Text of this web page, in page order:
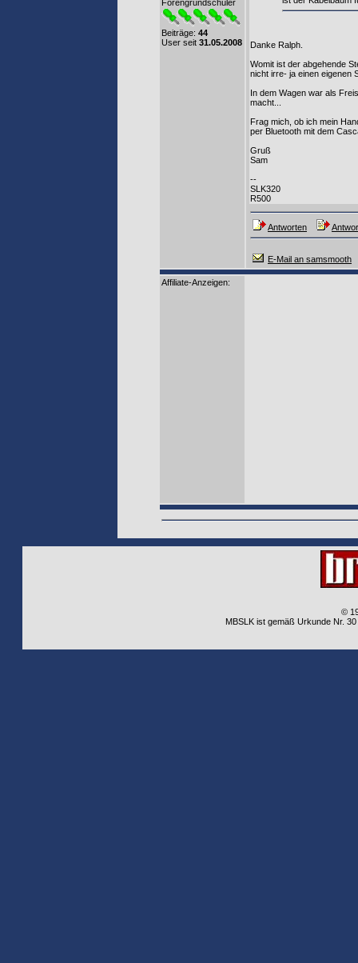
Forengrundschüler
Beiträge: 44
User seit 31.05.2008
Danke Ralph.
Womit ist der abgehende
nicht irre- ja einen eigenen
In dem Wagen war als
macht...
Frag mich, ob ich mein
per Bluetooth mit dem
Gruß
Sam
--
SLK320
R500
Antworten
E-Mail an samsmooth
Affiliate-Anzeigen:
©
MBSLK ist gemäß Urkunde Nr.